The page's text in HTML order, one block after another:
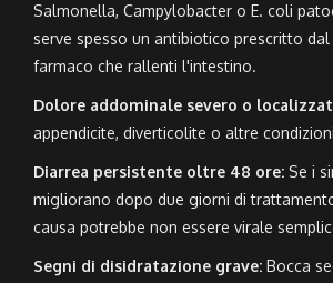
Salmonella, Campylobacter o E. coli
serve spesso un antibiotico prescritto dal
farmaco che rallenti l'intestino.
Dolore addominale severo o
appendicite, diverticolite o altre
Diarrea persistente oltre 48 ore: Se i
migliorano dopo due giorni di
causa potrebbe non essere virale
Segni di disidratazione grave: Bocca